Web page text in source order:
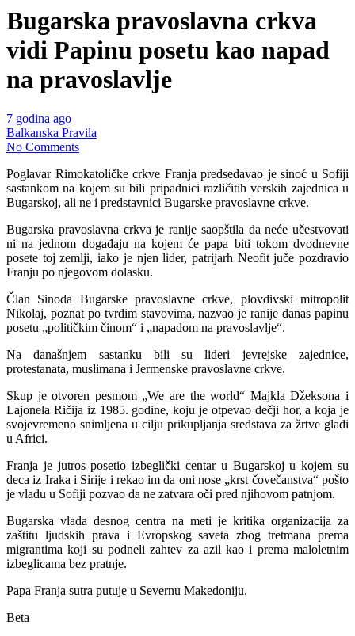
Bugarska pravoslavna crkva
vidi Papinu posetu kao napad
na pravoslavlje
7 godina ago
Balkanska Pravila
No Comments
Poglavar Rimokatoličke crkve Franja predsedavao je sinoć u Sofiji
sastankom na kojem su bili pripadnici različitih verskih zajednica u
Bugarskoj, ali ne i predstavnici Bugarske pravoslavne crkve.
Bugarska pravoslavna crkva je ranije saopštila da neće učestvovati
ni na jednom događaju na kojem će papa biti tokom dvodnevne
posete toj zemlji, iako je njen lider, patrijarh Neofit juče pozdravio
Franju po njegovom dolasku.
Član Sinoda Bugarske pravoslavne crkve, plovdivski mitropolit
Nikolaj, poznat po tvrdim stavovima, nazvao je ranije danas papinu
posetu „političkim činom“ i „napadom na pravoslavlje“.
Na današnjem sastanku bili su lideri jevrejske zajednice,
protestanata, muslimana i Jermenske pravoslavne crkve.
Skup je otvoren pesmom „We are the world“ Majkla Džeksona i
Lajonela Ričija iz 1985. godine, koju je otpevao dečji hor, a koja je
svojevremeno snimljena u cilju prikupljanja sredstava za žrtve gladi
u Africi.
Franja je jutros posetio izbeglički centar u Bugarskoj u kojem su
deca iz Iraka i Sirije i rekao im da oni nose „krst čovečanstva“ pošto
je vladu u Sofiji pozvao da ne zatvara oči pred njihovom patnjom.
Bugarska vlada desnog centra na meti je kritika organizacija za
zaštitu ljudskih prava i Evropskog saveta zbog tretmana prema
migrantima koji su podneli zahtev za azil kao i prema maloletnim
izbeglicama bez pratnje.
Papa Franja sutra putuje u Severnu Makedoniju.
Beta